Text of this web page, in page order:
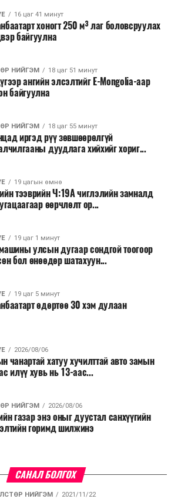
шаардлагагүй тоног төхөөрөмж,
худалдан авах;
хууль зүйн салбараас бусад
мэдээлэхээс бусад кино,
зардал;
бусад тэтгэмж, урамшуулал.
горимыг 2026 оны
сарын 31 хүртэл мөрдөнө. Харин
салбар уг хэмнэлтийн горимд
цэцэрлэг, сургуулийн хүүхдийн
томуу, томуу төст
арга хэмжээ зэрэг зайлшгүй
сайд Н.Учрал онцоллоо.
ерөнхийлөн захирагч нарт
зардлыг 20 хувиар бууруулах,
байх, аялал, амралт, зугаалга,
спортын арга хэмжээг зохион
төрийн албанд шинэ орон тоо бий
хэлбэрт шилжүүлэх, төрийн албан
цахимаар ажиллуулах арга
үүрэг болголоо.
бат сайжирч, эдийн засгийн нөхцөл
болсон тохиолдолд эдгээр
шаттайгаар сулруулах юм.
16 цаг 41 минут
хоногт 250 м³ лаг боловсруулах
байгуулна
НИЙГЭМ 18 цаг 51 минут
ангийн элсэлтийг E-Mongolia-аар
байгуулна
НИЙГЭМ 18 цаг 55 минут
иргэд рүү зөвшөөрөлгүй
дуудлага хийхийг хориг...
19 цагын өмнө
тээврийн Ч:19А чиглэлийн замналд
өөрчлөлт ор...
19 цаг 1 минут
улсын дугаар сондгой тоогоор
бол өнөөдөр шатахуун...
19 цаг 5 минут
өдөртөө 30 хэм дулаан
2026/08/06
чанартай хатуу хучилттай авто замын
илүү хувь нь 13-аас...
НИЙГЭМ 2026/08/06
газар энэ оныг дуустал санхүүгийн
горимд шилжинэ
САНАЛ БОЛГОХ
НИЙГЭМ 2021/11/22